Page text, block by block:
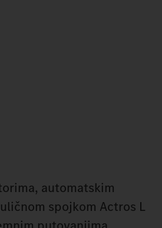
automatskim
spojkom Actros L